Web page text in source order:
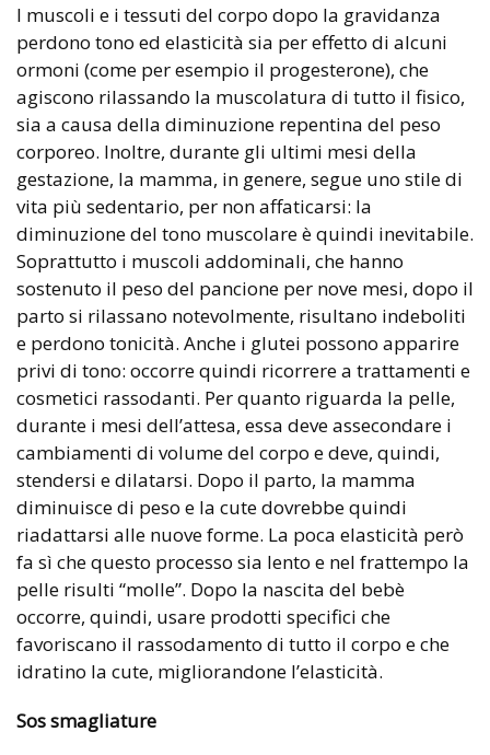
I muscoli e i tessuti del corpo dopo la gravidanza
perdono tono ed elasticità sia per effetto di alcuni
ormoni (come per esempio il progesterone), che
agiscono rilassando la muscolatura di tutto il fisico,
sia a causa della diminuzione repentina del peso
corporeo. Inoltre, durante gli ultimi mesi della
gestazione, la mamma, in genere, segue uno stile di
vita più sedentario, per non affaticarsi: la
diminuzione del tono muscolare è quindi inevitabile.
Soprattutto i muscoli addominali, che hanno
sostenuto il peso del pancione per nove mesi, dopo il
parto si rilassano notevolmente, risultano indeboliti
e perdono tonicità. Anche i glutei possono apparire
privi di tono: occorre quindi ricorrere a trattamenti e
cosmetici rassodanti. Per quanto riguarda la pelle,
durante i mesi dell’attesa, essa deve assecondare i
cambiamenti di volume del corpo e deve, quindi,
stendersi e dilatarsi. Dopo il parto, la mamma
diminuisce di peso e la cute dovrebbe quindi
riadattarsi alle nuove forme. La poca elasticità però
fa sì che questo processo sia lento e nel frattempo la
pelle risulti “molle”. Dopo la nascita del bebè
occorre, quindi, usare prodotti specifici che
favoriscano il rassodamento di tutto il corpo e che
idratino la cute, migliorandone l’elasticità.
Sos smagliature